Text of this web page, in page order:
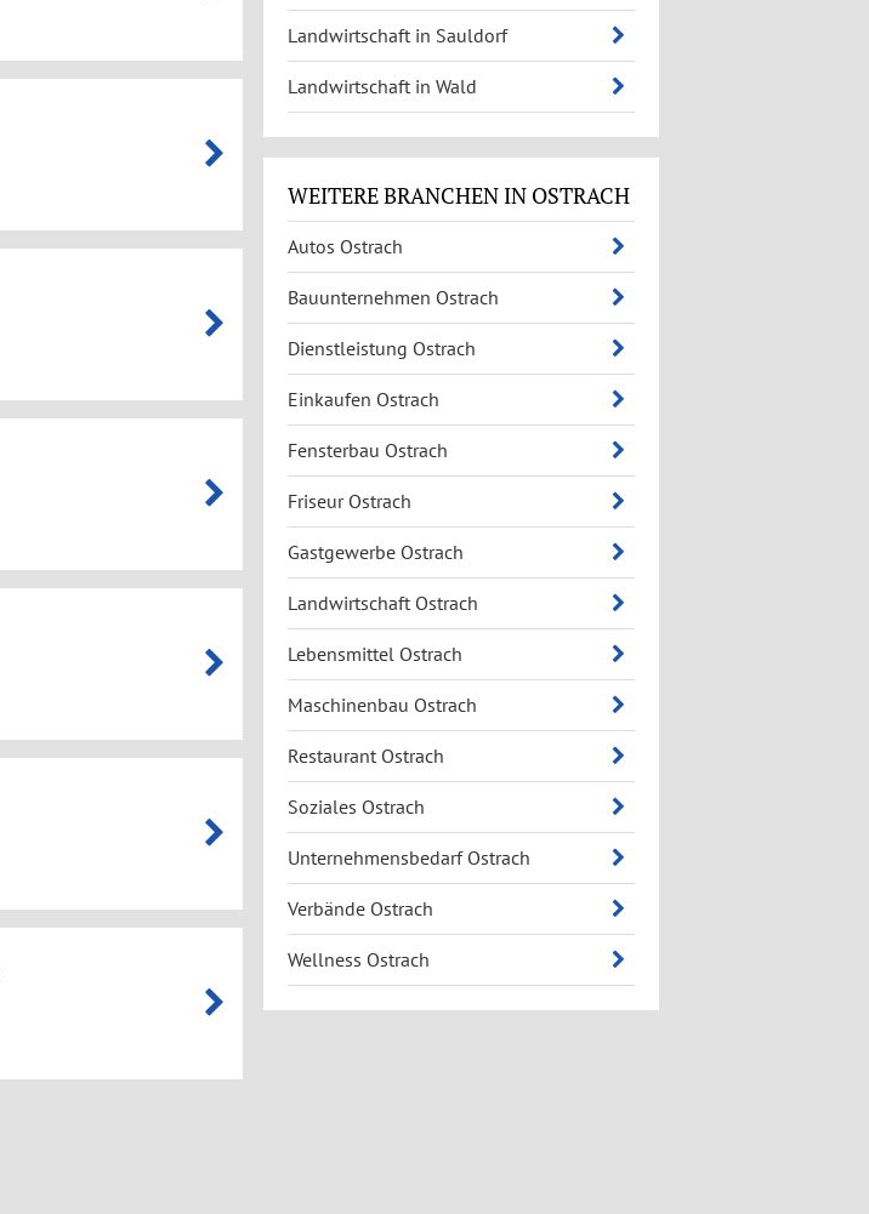
Landwirtschaft in Sauldorf
Landwirtschaft in Wald
WEITERE BRANCHEN IN OSTRACH
Autos Ostrach
Bauunternehmen Ostrach
Dienstleistung Ostrach
Einkaufen Ostrach
Fensterbau Ostrach
Friseur Ostrach
Gastgewerbe Ostrach
Landwirtschaft Ostrach
Lebensmittel Ostrach
Maschinenbau Ostrach
Restaurant Ostrach
Soziales Ostrach
Unternehmensbedarf Ostrach
Verbände Ostrach
Wellness Ostrach